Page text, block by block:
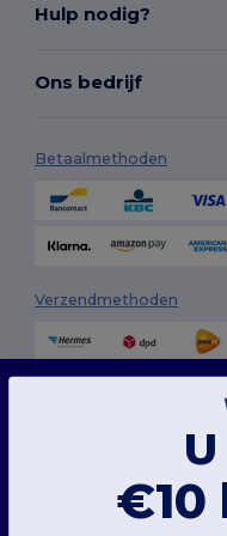
Hulp nodig?
Ons bedrijf
Betaalmethoden
Verzendmethoden
Onze website maakt gebruik van
van de website te analyseren en
garanderen, inclusief op maat
U kunt uw cookievoorkeuren op
zijn voor het functioneren van de
€10